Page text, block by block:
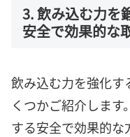
3. 飲み込む力を
安全で効果的な
飲み込む力を強化す
くつかご紹介しま
する安全で効果的な